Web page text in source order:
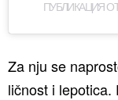
ПУБЛИКАЦИЯ ОТ
Za nju se
ličnost i